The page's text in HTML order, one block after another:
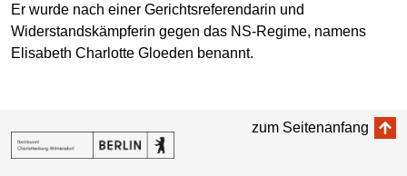
Er wurde nach einer Gerichtsreferendarin und
Widerstandskämpferin gegen das NS-Regime, namens
Elisabeth Charlotte Gloeden benannt.
zum Seitenanfang